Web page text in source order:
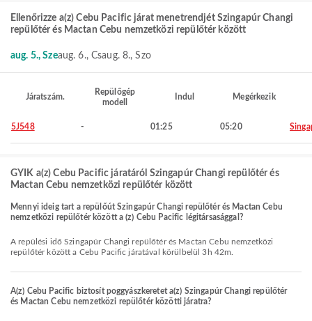
Ellenőrizze a(z) Cebu Pacific járat menetrendjét Szingapúr Changi
repülőtér és Mactan Cebu nemzetközi repülőtér között
aug. 5., Szeaug. 6., Csaug. 8., Szo
Járatszám.
Repülőgép
modell
Indul Megérkezik
5J548 - 01:25 05:20
GYIK a(z) Cebu Pacific járatáról Szingapúr Changi repülőtér és
Mactan Cebu nemzetközi repülőtér között
Mennyi ideig tart a repülőút Szingapúr Changi repülőtér és Mactan Cebu
nemzetközi repülőtér között a (z) Cebu Pacific légitársasággal?
A repülési idő Szingapúr Changi repülőtér és Mactan Cebu nemzetközi
repülőtér között a Cebu Pacific járatával körülbelül 3h 42m.
A(z) Cebu Pacific biztosít poggyászkeretet a(z) Szingapúr Changi repülőtér
és Mactan Cebu nemzetközi repülőtér közötti járatra?